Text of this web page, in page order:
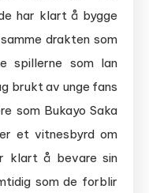
har klart å bygge
drakten som
spillerne som Ian
brukt av unge fans
som Bukayo Saka
et vitnesbyrd om
klart å bevare sin
som de forblir